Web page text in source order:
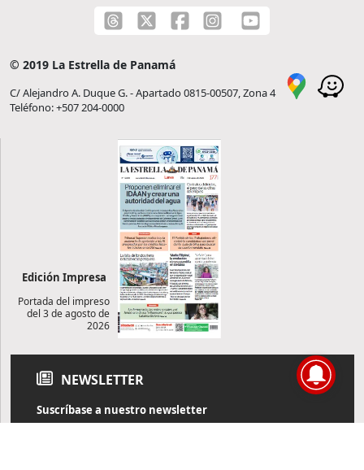
© 2019 La Estrella de Panamá
C/ Alejandro A. Duque G. - Apartado 0815-00507, Zona 4
Teléfono: +507 204-0000
Edición Impresa
Portada del impreso
del 3 de agosto de
2026
NEWSLETTER
Suscríbase a nuestro newsletter
Reciba diariamente información de actualidad directamente en